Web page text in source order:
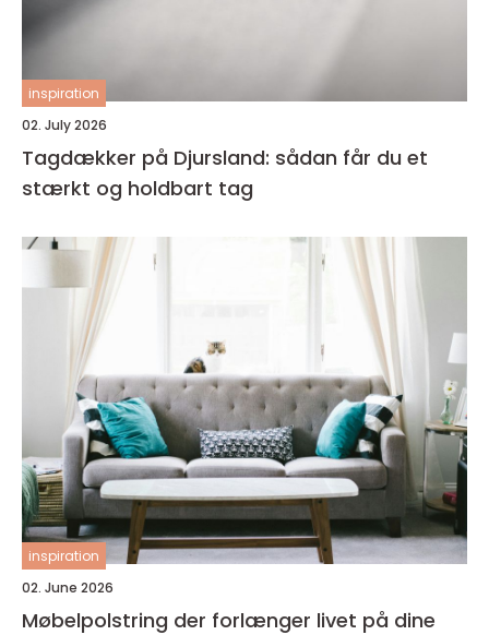
inspiration
02. July 2026
Tagdækker på Djursland: sådan får du et
stærkt og holdbart tag
inspiration
02. June 2026
Møbelpolstring der forlænger livet på dine